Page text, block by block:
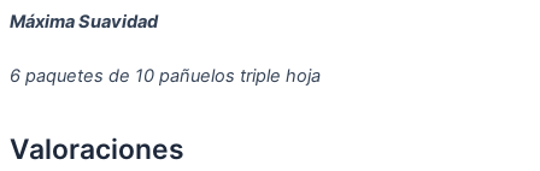
Máxima Suavidad
6 paquetes de 10 pañuelos triple hoja
Valoraciones